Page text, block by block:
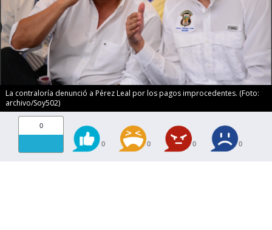
La contraloría denunció a Pérez Leal por los pagos improcedentes. (Foto:
archivo/Soy502)
0
0 0 0 0